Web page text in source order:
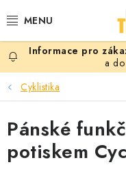
na
PRO ŽENY
PRO MUŽE
PRO DĚTI
a
Cyklistika
Pánské
potiskem